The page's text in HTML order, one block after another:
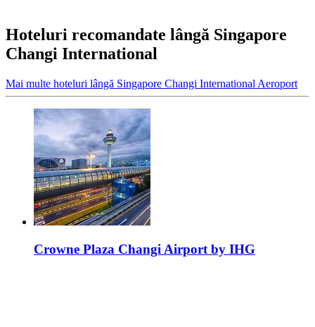
Hoteluri recomandate lângă Singapore
Changi International
Mai multe hoteluri lângă Singapore Changi International Aeroport
Crowne Plaza Changi Airport by IHG